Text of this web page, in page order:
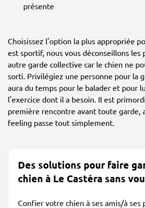
présente
Choisissez l'option la plus appropriée
est sportif, nous vous déconseillons les
autre garde collective car le chien ne
sorti. Privilégiez une personne pour la
aura du temps pour le balader et pour
l'exercice dont il a besoin. Il est
première rencontre avant toute garde,
feeling passe tout simplement.
Des solutions pour faire
chien à Le Castéra sans
Confier votre chien à ses amis/à ses